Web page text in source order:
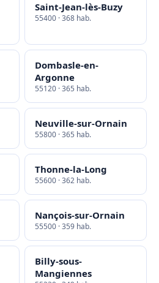
Saint-Jean-lès-Buzy
55400 · 368 hab.
Dombasle-en-
Argonne
55120 · 365 hab.
Neuville-sur-Ornain
55800 · 365 hab.
Thonne-la-Long
55600 · 362 hab.
Nançois-sur-Ornain
55500 · 359 hab.
Billy-sous-
Mangiennes